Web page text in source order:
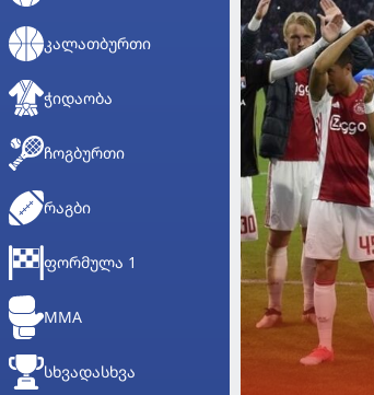
ᲙᲐᲚᲐᲗᲑᲣᲠᲗᲘ
ᲭᲘᲓᲐᲝᲑᲐ
ᲩᲝᲒᲑᲣᲠᲗᲘ
ᲠᲐᲒᲑᲘ
ᲤᲝᲠᲛᲣᲚᲐ 1
MMA
ᲡᲮᲕᲐᲓᲐᲡᲮᲕᲐ